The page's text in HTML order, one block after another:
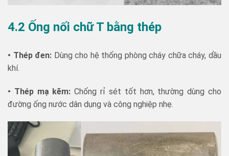
4.2 Ống nối chữ T bằng thép
• Thép đen: Dùng cho hệ thống phòng cháy chữa cháy, dầu
khí.
• Thép mạ kẽm: Chống rỉ sét tốt hơn, thường dùng cho
đường ống nước dân dụng và công nghiệp nhẹ.